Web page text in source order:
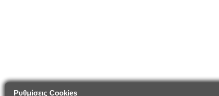
Ρυθμίσεις Cookies